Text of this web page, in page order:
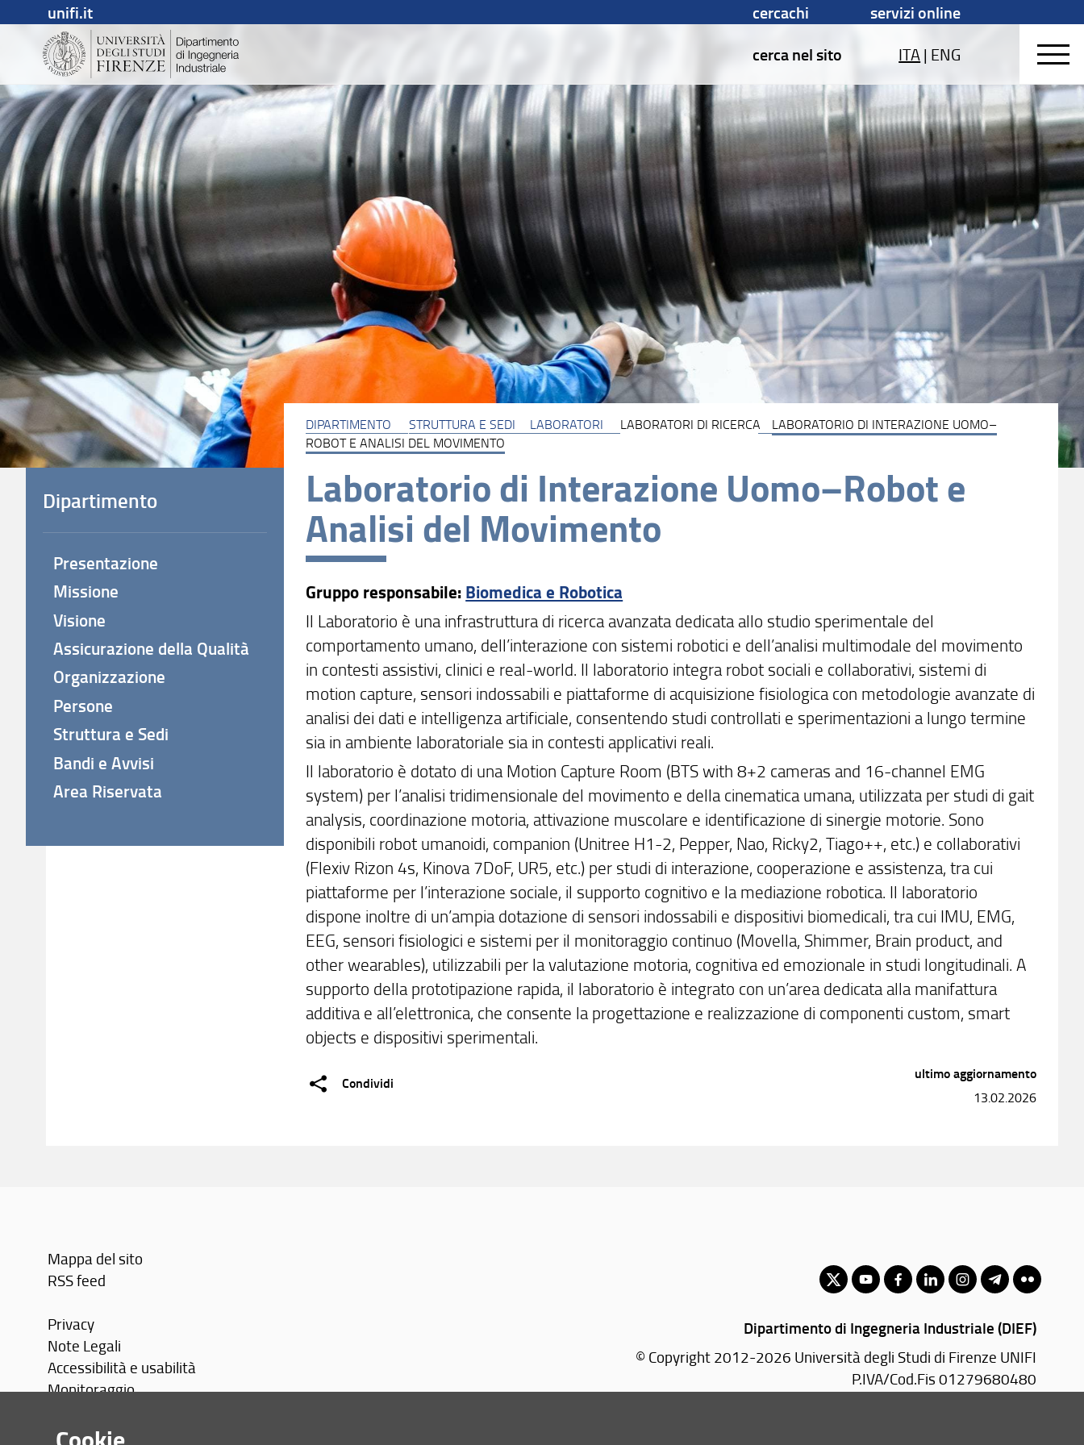
unifi.it cercachi
servizi online
cerca nel sito
ITA| ENG
DIPARTIMENTO STRUTTURA E SEDI LABORATORI LABORATORI DI RICERCA
LABORATORIO DI INTERAZIONE UOMO–
ROBOT E ANALISI DEL MOVIMENTO
Laboratorio di Interazione Uomo–Robot e
Analisi del Movimento
Gruppo responsabile: Biomedica e Robotica
Il Laboratorio è una infrastruttura di ricerca avanzata dedicata allo studio sperimentale del
comportamento umano, dell’interazione con sistemi robotici e dell’analisi multimodale del movimento
in contesti assistivi, clinici e real-world. Il laboratorio integra robot sociali e collaborativi, sistemi di
motion capture, sensori indossabili e piattaforme di acquisizione fisiologica con metodologie avanzate di
analisi dei dati e intelligenza artificiale, consentendo studi controllati e sperimentazioni a lungo termine
sia in ambiente laboratoriale sia in contesti applicativi reali.
Il laboratorio è dotato di una Motion Capture Room (BTS with 8+2 cameras and 16-channel EMG
system) per l’analisi tridimensionale del movimento e della cinematica umana, utilizzata per studi di gait
analysis, coordinazione motoria, attivazione muscolare e identificazione di sinergie motorie. Sono
disponibili robot umanoidi, companion (Unitree H1-2, Pepper, Nao, Ricky2, Tiago++, etc.) e collaborativi
(Flexiv Rizon 4s, Kinova 7DoF, UR5, etc.) per studi di interazione, cooperazione e assistenza, tra cui
piattaforme per l’interazione sociale, il supporto cognitivo e la mediazione robotica. Il laboratorio
dispone inoltre di un’ampia dotazione di sensori indossabili e dispositivi biomedicali, tra cui IMU, EMG,
EEG, sensori fisiologici e sistemi per il monitoraggio continuo (Movella, Shimmer, Brain product, and
other wearables), utilizzabili per la valutazione motoria, cognitiva ed emozionale in studi longitudinali. A
supporto della prototipazione rapida, il laboratorio è integrato con un’area dedicata alla manifattura
additiva e all’elettronica, che consente la progettazione e realizzazione di componenti custom, smart
objects e dispositivi sperimentali.
Condividi
Dipartimento
Presentazione
Missione
Visione
Assicurazione della Qualità
Organizzazione
Persone
Struttura e Sedi
Bandi e Avvisi
Area Riservata
ultimo aggiornamento
13.02.2026
Mappa del sito
RSS feed
Privacy
Note Legali
Accessibilità e usabilità
Monitoraggio
Area personale
Dipartimento di Ingegneria Industriale (DIEF)
© Copyright 2012-2026 Università degli Studi di Firenze UNIFI
P.IVA/Cod.Fis 01279680480